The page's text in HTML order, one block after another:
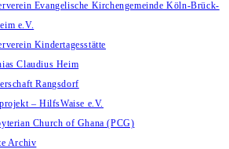
Evangelische Kirchengemeinde Köln-Brück-
e.V.
Kindertagesstätte
Claudius Heim
Rangsdorf
– HilfsWaise e.V.
Church of Ghana (PCG)
Archiv